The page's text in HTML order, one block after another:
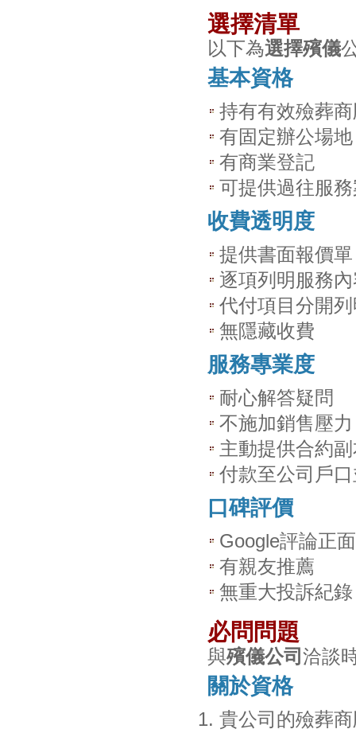
選擇清單
以下為選擇殯儀
基本資格
持有有效殮葬
有固定辦公場地
有商業登記
可提供過往服
收費透明度
提供書面報價單
逐項列明服務
代付項目分開
無隱藏收費
服務專業度
耐心解答疑問
不施加銷售壓力
主動提供合約
付款至公司戶
口碑評價
Google評論正面
有親友推薦
無重大投訴紀錄
必問問題
與殯儀公司 洽談
關於資格
貴公司的殮葬